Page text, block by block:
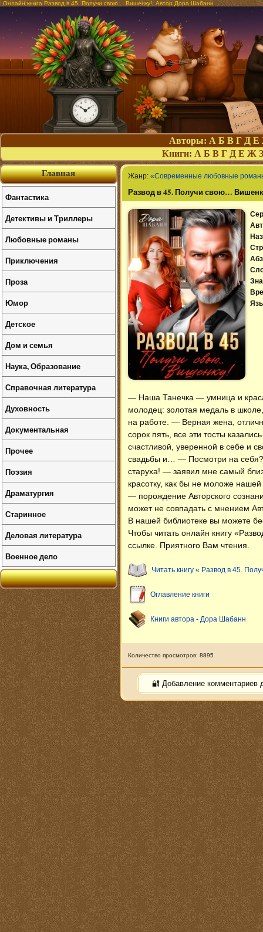
Онлайн книга Развод в 45. Получи свою… Вишенку!. Автор Дора Шабанн
Авторы: А Б В Г Д Е
Книги: А Б В Г Д Е Ж З
Жанр: «Современные любовные
Развод в 45. Получи свою…
— Наша Танечка — умница и
молодец: золотая медаль в
на работе. — Верная жена,
сорок пять, все эти тосты
счастливой, уверенной в себе и
свадьбы и… — Посмотри на себя?
старуха! — заявил мне самый
красотку, как бы не моложе
— порождение Авторского
может не совпадать с мнением
В нашей библиотеке вы можете
Чтобы читать онлайн книгу
ссылке. Приятного Вам чтения.
Читать книгу « Развод в 45.
Оглавление книги
Книги автора - Дора Шабанн
Количество просмотров: 8895
🔐 Добавление комментариев
Главная
Фантастика
Детективы и Триллеры
Любовные романы
Приключения
Проза
Юмор
Детское
Дом и семья
Наука, Образование
Справочная литература
Духовность
Документальная
Прочее
Поэзия
Драматургия
Старинное
Деловая литература
Военное дело